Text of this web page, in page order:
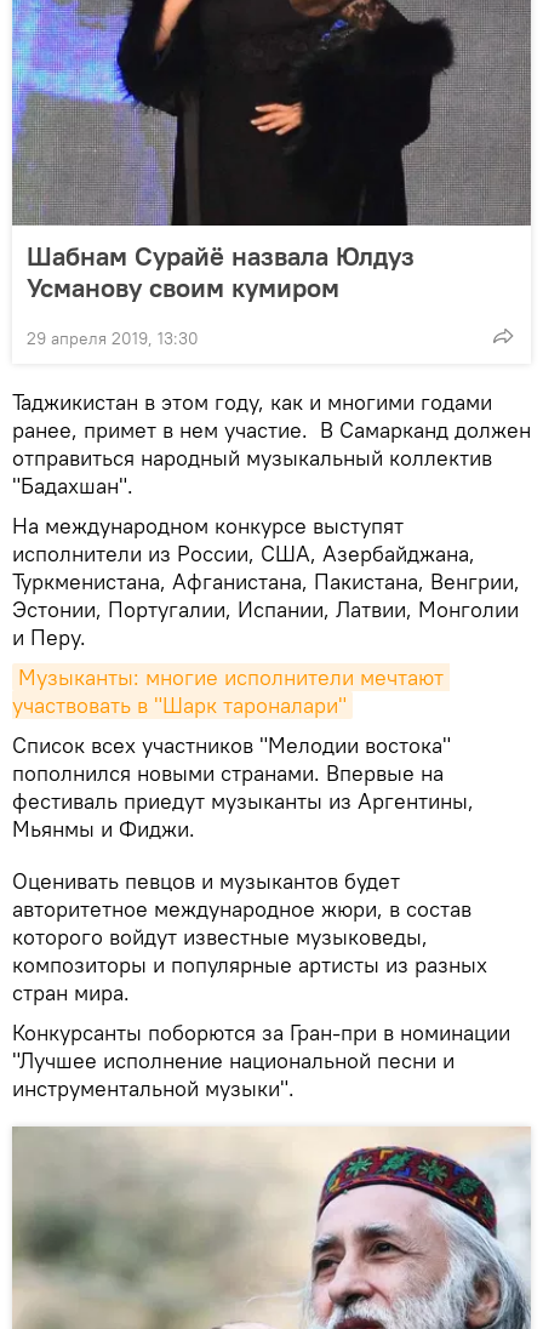
Шабнам Сурайё назвала Юлдуз
Усманову своим кумиром
29 апреля 2019, 13:30
Таджикистан в этом году, как и многими годами
ранее, примет в нем участие. В Самарканд должен
отправиться народный музыкальный коллектив
"Бадахшан".
На международном конкурсе выступят
исполнители из России, США, Азербайджана,
Туркменистана, Афганистана, Пакистана, Венгрии,
Эстонии, Португалии, Испании, Латвии, Монголии
и Перу.
Музыканты: многие исполнители мечтают
участвовать в "Шарк тароналари"
Список всех участников "Мелодии востока"
пополнился новыми странами. Впервые на
фестиваль приедут музыканты из Аргентины,
Мьянмы и Фиджи.
Оценивать певцов и музыкантов будет
авторитетное международное жюри, в состав
которого войдут известные музыковеды,
композиторы и популярные артисты из разных
стран мира.
Конкурсанты поборются за Гран-при в номинации
"Лучшее исполнение национальной песни и
инструментальной музыки".